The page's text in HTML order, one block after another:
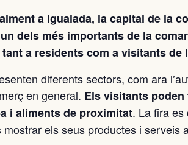
a Igualada, la capital de la
dels més importants de la
a residents com a visitants de
diferents sectors, com ara
en general. Els visitants
i aliments de proximitat. La fira es
els seus productes i serveis